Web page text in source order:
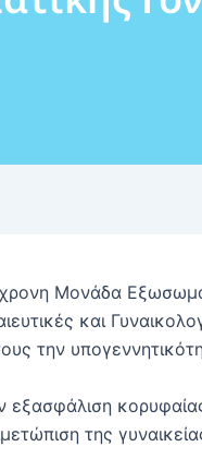
Μονάδα
και
την
της